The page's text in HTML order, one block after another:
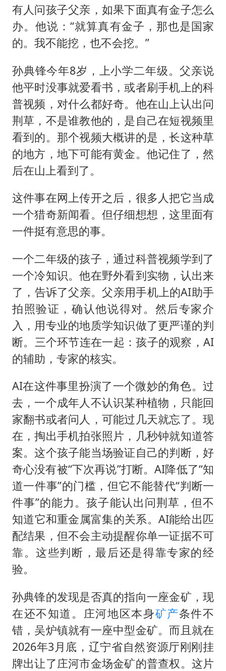
有人问孩子父亲，如果下面真有金子怎么
办。他说：“就算真有金子，那也是国家
的。我不能挖，也不会挖。”
孙典锋今年8岁，上小学二年级。父亲说
他平时没事就爱看书，或者刷手机上的科
普视频，对什么都好奇。他在山上认出问
荆草，不是谁教他的，是自己在短视频里
看到的。那个视频大概讲的是，长这种草
的地方，地下可能有黄金。他记住了，然
后在山上看到了。
这件事在网上传开之后，很多人把它当成
一个猎奇新闻看。但仔细想想，这里面有
一件挺有意思的事。
一个二年级的孩子，通过科普视频学到了
一个冷知识。他在野外看到实物，认出来
了，告诉了父亲。父亲用手机上的AI助手
拍照验证，确认他说得对。然后专家介
入，用专业的地质学知识做了更严谨的判
断。三个环节连在一起：孩子的观察，AI
的辅助，专家的核实。
AI在这件事里扮演了一个微妙的角色。过
去，一个成年人不认识某种植物，只能回
家翻书或者问人，可能过几天就忘了。现
在，掏出手机拍张照片，几秒钟就知道答
案。这个孩子能当场验证自己的判断，好
奇心没有被“下次再说”打断。AI降低了“知
道一件事”的门槛，但它不能替代“判断一
件事”的能力。孩子能认出问荆草，但不
知道它和重金属富集的关系。AI能给出匹
配结果，但不会主动提醒你单一证据不可
靠。这些判断，最后还是得靠专家的经
验。
孙典锋的发现是否真的指向一座金矿，现
在还不知道。庄河地区本身矿产条件不
错，吴炉镇就有一座中型金矿。而且就在
2026年3月底，辽宁省自然资源厅刚刚挂
牌出让了庄河市金场金矿的普查权。这片